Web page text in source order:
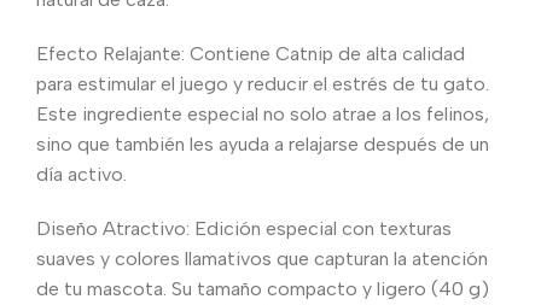
Efecto Relajante: Contiene Catnip de alta calidad
para estimular el juego y reducir el estrés de tu gato.
Este ingrediente especial no solo atrae a los felinos,
sino que también les ayuda a relajarse después de un
día activo.
Diseño Atractivo: Edición especial con texturas
suaves y colores llamativos que capturan la atención
de tu mascota. Su tamaño compacto y ligero (40 g)